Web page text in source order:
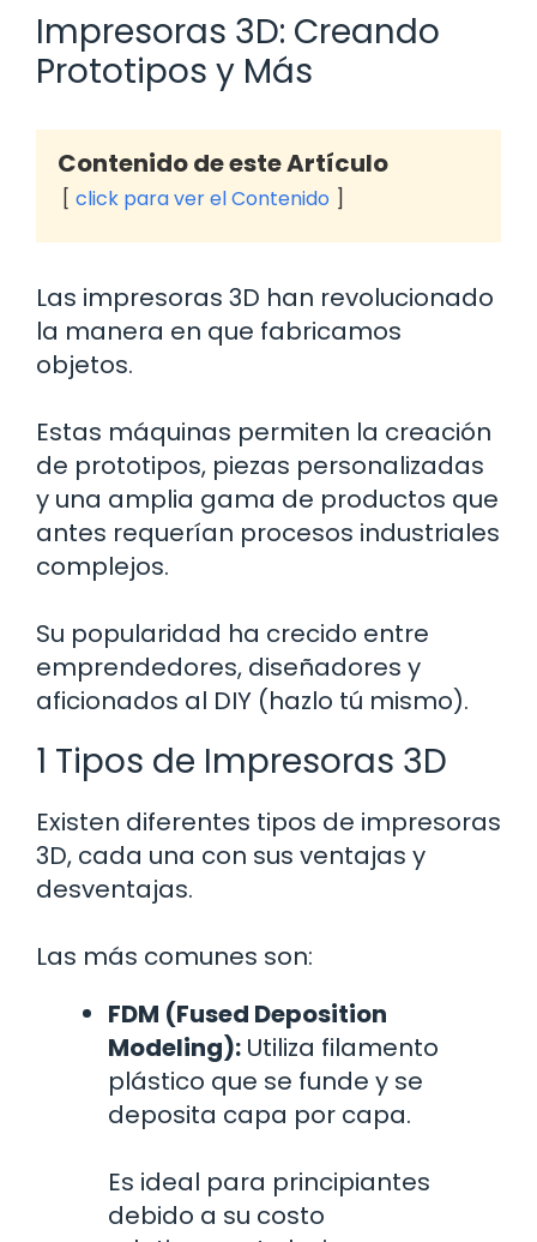
Impresoras 3D: Creando
Prototipos y Más
Contenido de este Artículo
click para ver el Contenido
Las impresoras 3D han revolucionado
la manera en que fabricamos
objetos.
Estas máquinas permiten la creación
de prototipos, piezas personalizadas
y una amplia gama de productos que
antes requerían procesos industriales
complejos.
Su popularidad ha crecido entre
emprendedores, diseñadores y
aficionados al DIY (hazlo tú mismo).
1 Tipos de Impresoras 3D
Existen diferentes tipos de impresoras
3D, cada una con sus ventajas y
desventajas.
Las más comunes son:
FDM (Fused Deposition
Modeling): Utiliza filamento
plástico que se funde y se
deposita capa por capa.
Es ideal para principiantes
debido a su costo